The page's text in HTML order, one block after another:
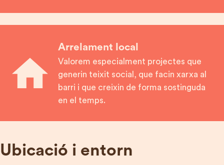
Arrelament local
Valorem especialment projectes que
generin teixit social, que facin xarxa al
barri i que creixin de forma sostinguda
en el temps.
Ubicació i entorn